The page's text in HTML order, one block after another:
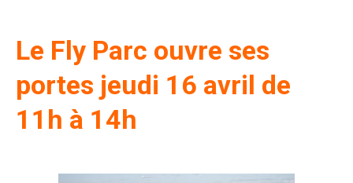
Le Fly Parc ouvre ses
portes jeudi 16 avril de
11h à 14h